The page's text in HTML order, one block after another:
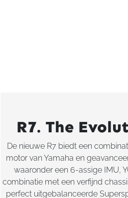
R7. The
De nieuwe R7 biedt een
motor van Yamaha en
waaronder een 6-assige IMU,
combinatie met een verfijnd
perfect uitgebalanceerde